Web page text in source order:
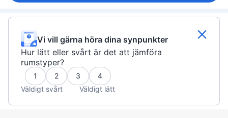
Vi vill gärna höra dina synpunkter
Hur lätt eller svårt är det att jämföra
rumstyper?
1 2 3
4
Väldigt svårt
Väldigt lätt